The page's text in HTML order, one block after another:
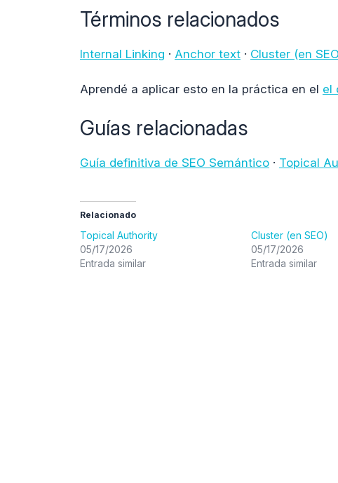
Términos relacionados
Internal Linking · Anchor text · Cluster (en
Aprendé a aplicar esto en la práctica en el el
Guías relacionadas
Guía definitiva de SEO Semántico · Topical
Relacionado
Topical Authority
05/17/2026
Entrada similar
Cluster (en SEO)
05/17/2026
Entrada similar